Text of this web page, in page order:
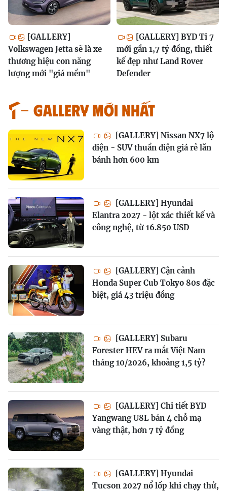
[GALLERY]
Volkswagen Jetta sẽ là xe
thương hiệu con năng
lượng mới "giá mềm"
[GALLERY] BYD Ti 7
mới gần 1,7 tỷ đồng, thiết
kế đẹp như Land Rover
Defender
GALLERY MỚI NHẤT
[GALLERY] Nissan NX7 lộ
diện - SUV thuần điện giá rẻ lăn
bánh hơn 600 km
[GALLERY] Hyundai
Elantra 2027 - lột xác thiết kế và
công nghệ, từ 16.850 USD
[GALLERY] Cận cảnh
Honda Super Cub Tokyo 80s đặc
biệt, giá 43 triệu đồng
[GALLERY] Subaru
Forester HEV ra mắt Việt Nam
tháng 10/2026, khoảng 1,5 tỷ?
[GALLERY] Chi tiết BYD
Yangwang U8L bản 4 chỗ mạ
vàng thật, hơn 7 tỷ đồng
[GALLERY] Hyundai
Tucson 2027 nổ lốp khi chạy thử,